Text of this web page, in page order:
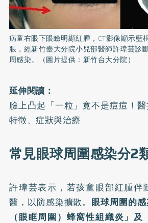
病童右眼下眼瞼明顯紅腫，CT影像顯示藍
脹，經新竹臺大分院小兒部醫師許瑋芸診
周感染。（圖片提供：新竹台大分院）
延伸閱讀：
臉上凸起「一粒」竟不是痘痘！醫
特徵、症狀與治療
常見眼球周圍感染分2
許瑋芸表示，若孩童眼部紅腫伴
醫，以防感染擴散。 眼球周圍的
（眼眶周圍）蜂窩性組織炎」